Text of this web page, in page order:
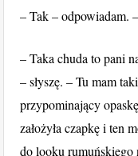
– Tak – odpowiadam.
– Taka chuda to pani
– słyszę. – Tu mam
przypominający
założyła czapkę i ten
do looku rumuńskiego